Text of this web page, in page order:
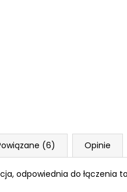
(6) Opinie
odpowiednia do łączenia